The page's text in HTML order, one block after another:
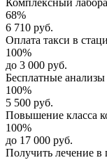
Комплексный
68%
6 710 руб.
Оплата такси в
100%
до 3 000 руб.
Бесплатные анализы
100%
5 500 руб.
Повышение класса
100%
до 17 000 руб.
Получить лечение в